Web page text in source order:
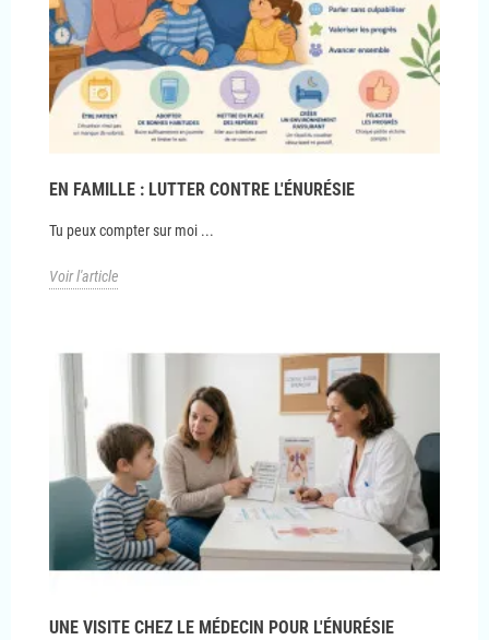
EN FAMILLE : LUTTER CONTRE L'ÉNURÉSIE
Tu peux compter sur moi ...
Voir l'article
UNE VISITE CHEZ LE MÉDECIN POUR L'ÉNURÉSIE